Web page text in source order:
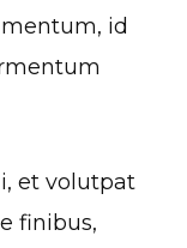
id
et volutpat
finibus,